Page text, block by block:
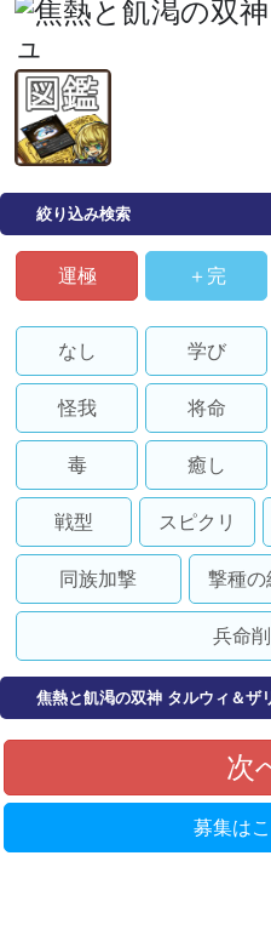
絞り込み検索
運極 ＋完
なし 学び
怪我 将命
毒 癒し
戦型 スピクリ
同族加撃 撃種の
兵命
焦熱と飢渇の双神 タルウィ＆ザ
次
募集は